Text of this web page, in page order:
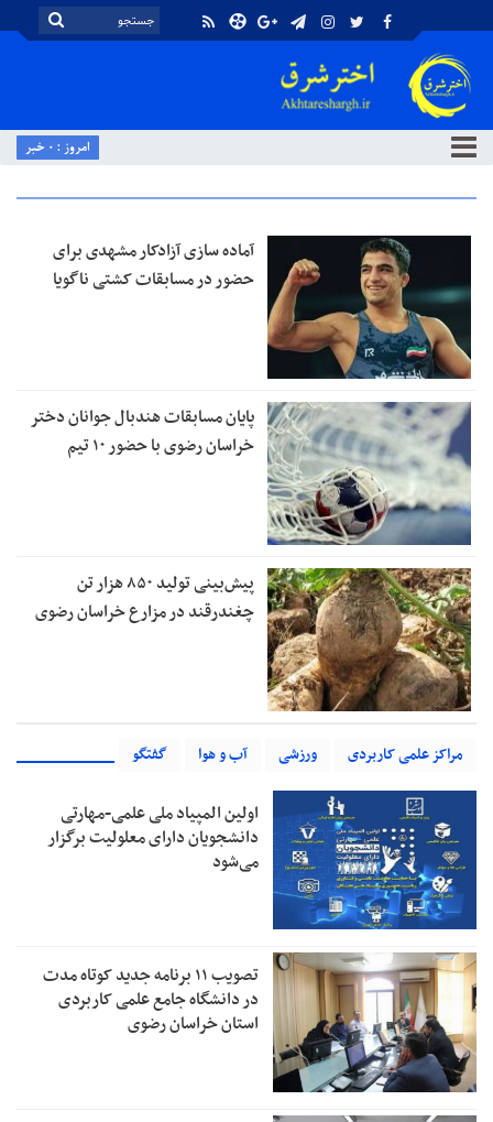
امروز : 0 خبر
آماده‌ سازی آزادکار مشهدی برای
حضور در مسابقات کشتی ناگویا
پایان مسابقات هندبال جوانان دختر
خراسان رضوی با حضور ۱۰ تیم
پیش‌بینی تولید ۸۵۰ هزار تن
چغندرقند در مزارع خراسان رضوی
مراکز علمی کاربردی ورزشی آب و هوا گفتگو
اولین المپیاد ملی علمی-مهارتی
دانشجویان دارای معلولیت برگزار
می‌شود
تصویب ۱۱ برنامه جدید کوتاه مدت
در دانشگاه جامع علمی کاربردی
استان خراسان رضوی